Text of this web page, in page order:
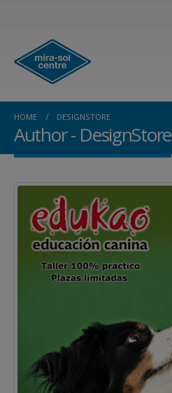
HOME DESIGNSTORE
Author - DesignStore